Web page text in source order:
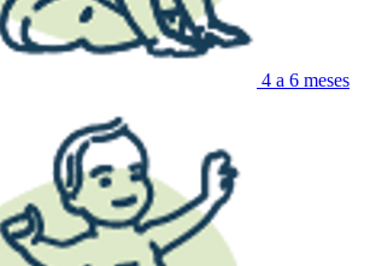
4 a 6 meses